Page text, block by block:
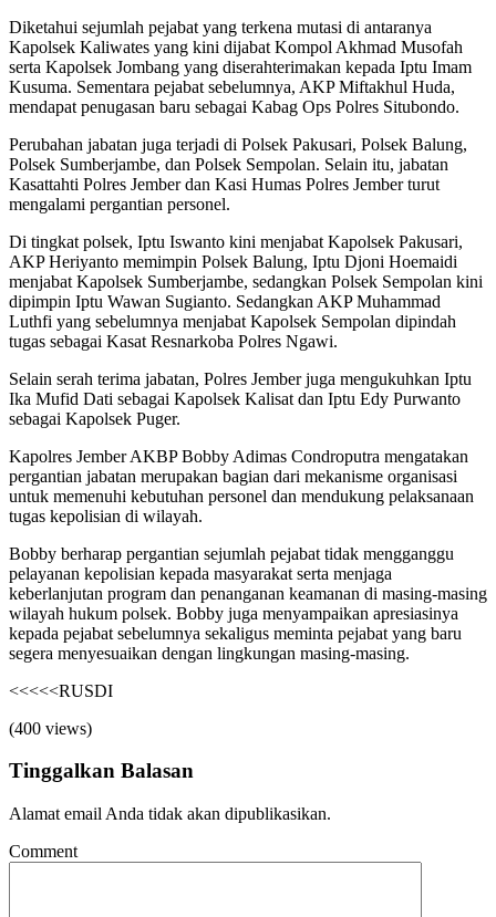
Diketahui sejumlah pejabat yang terkena mutasi di antaranya
Kapolsek Kaliwates yang kini dijabat Kompol Akhmad Musofah
serta Kapolsek Jombang yang diserahterimakan kepada Iptu Imam
Kusuma. Sementara pejabat sebelumnya, AKP Miftakhul Huda,
mendapat penugasan baru sebagai Kabag Ops Polres Situbondo.
Perubahan jabatan juga terjadi di Polsek Pakusari, Polsek Balung,
Polsek Sumberjambe, dan Polsek Sempolan. Selain itu, jabatan
Kasattahti Polres Jember dan Kasi Humas Polres Jember turut
mengalami pergantian personel.
Di tingkat polsek, Iptu Iswanto kini menjabat Kapolsek Pakusari,
AKP Heriyanto memimpin Polsek Balung, Iptu Djoni Hoemaidi
menjabat Kapolsek Sumberjambe, sedangkan Polsek Sempolan kini
dipimpin Iptu Wawan Sugianto. Sedangkan AKP Muhammad
Luthfi yang sebelumnya menjabat Kapolsek Sempolan dipindah
tugas sebagai Kasat Resnarkoba Polres Ngawi.
Selain serah terima jabatan, Polres Jember juga mengukuhkan Iptu
Ika Mufid Dati sebagai Kapolsek Kalisat dan Iptu Edy Purwanto
sebagai Kapolsek Puger.
Kapolres Jember AKBP Bobby Adimas Condroputra mengatakan
pergantian jabatan merupakan bagian dari mekanisme organisasi
untuk memenuhi kebutuhan personel dan mendukung pelaksanaan
tugas kepolisian di wilayah.
Bobby berharap pergantian sejumlah pejabat tidak mengganggu
pelayanan kepolisian kepada masyarakat serta menjaga
keberlanjutan program dan penanganan keamanan di masing-masing
wilayah hukum polsek. Bobby juga menyampaikan apresiasinya
kepada pejabat sebelumnya sekaligus meminta pejabat yang baru
segera menyesuaikan dengan lingkungan masing-masing.
<<<<<RUSDI
(400 views)
Tinggalkan Balasan
Alamat email Anda tidak akan dipublikasikan.
Comment